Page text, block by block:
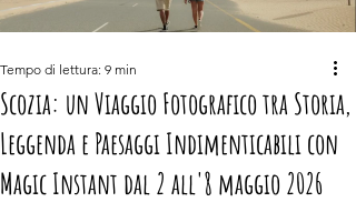
Scozia: un Viaggio Fotografico tra Storia,
Leggenda e Paesaggi Indimenticabili con
Magic Instant dal 2 all'8 maggio 2026
Tempo di lettura: 9 min